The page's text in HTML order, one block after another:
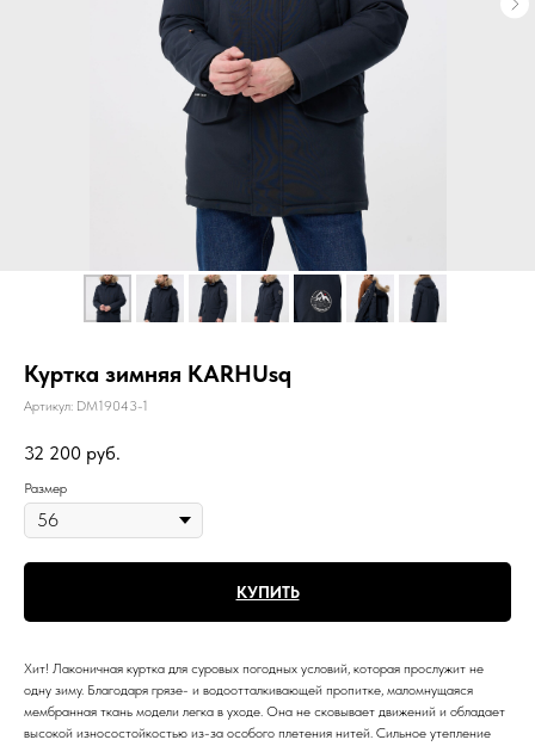
Куртка зимняя KARHUsq
Артикул: DM19043-1
32 200 руб.
Размер
КУПИТЬ
Хит! Лаконичная куртка для суровых погодных условий, которая прослужит не
одну зиму. Благодаря грязе- и водоотталкивающей пропитке, маломнущаяся
мембранная ткань модели легка в уходе. Она не сковывает движений и обладает
высокой износостойкостью из-за особого плетения нитей. Сильное утепление